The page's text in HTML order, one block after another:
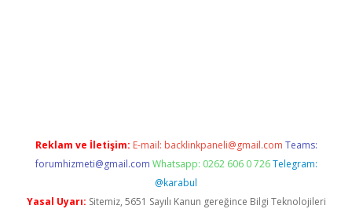
Reklam ve İletişim: E-mail: backlinkpaneli@gmail.com Teams:
forumhizmeti@gmail.com Whatsapp: 0262 606 0 726 Telegram:
@karabul
Yasal Uyarı: Sitemiz, 5651 Sayılı Kanun gereğince Bilgi Teknolojileri